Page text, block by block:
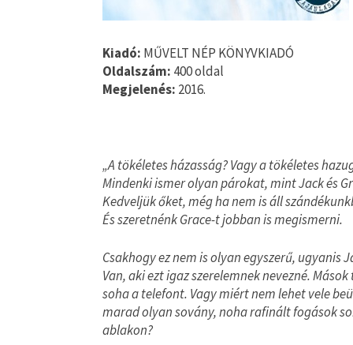
Kiadó: MŰVELT NÉP KÖNYVKIADÓ
Oldalszám: 400 oldal
Megjelenés: 2016.
„A tökéletes házasság? Vagy a tökéletes
Mindenki ismer olyan párokat, mint Jack és
Kedveljük őket, még ha nem is áll
És szeretnénk Grace-t jobban is megismerni.
Csakhogy ez nem is olyan egyszerű, ugyanis
Van, aki ezt igaz szerelemnek nevezné.
soha a telefont. Vagy miért nem lehet vele
marad olyan sovány, noha rafinált fogások
ablakon?